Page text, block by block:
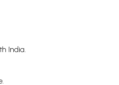
India.